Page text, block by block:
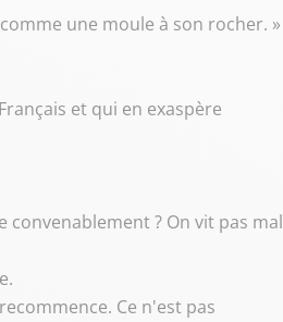
une moule à son rocher. »
et qui en exaspère
? On vit pas mal
Ce n'est pas